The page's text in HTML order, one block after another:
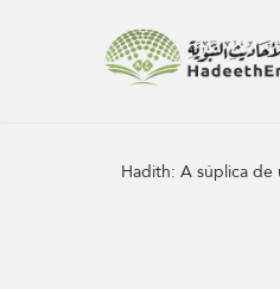
Hadith:A súplica de